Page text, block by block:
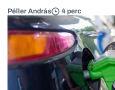
Péller András 4 perc